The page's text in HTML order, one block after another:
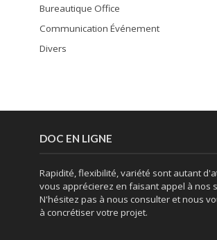
Bureautique Office
Communication Événement
Divers
DOC EN LIGNE
Rapidité, flexibilité, variété sont autant
vous apprécierez en faisant appel à nos
N'hésitez pas à nous consulter et nous
à concrétiser votre projet.